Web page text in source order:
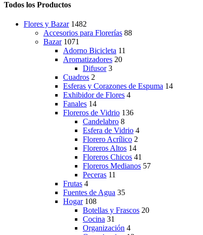
Todos los Productos
Flores y Bazar 1482
Accesorios para Florerías 88
Bazar 1071
Adorno Bicicleta 11
Aromatizadores 20
Difusor 3
Cuadros 2
Esferas y Corazones de Espuma 14
Exhibidor de Flores 4
Fanales 14
Floreros de Vidrio 136
Candelabro 8
Esfera de Vidrio 4
Florero Acrílico 2
Floreros Altos 14
Floreros Chicos 41
Floreros Medianos 57
Peceras 11
Frutas 4
Fuentes de Agua 35
Hogar 108
Botellas y Frascos 20
Cocina 31
Organización 4